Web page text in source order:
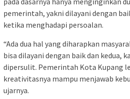
pemerintah, yakni dilayani dengan
ketika menghadapi persoalan.
“Ada dua hal yang diharapkan
bisa dilayani dengan baik dan kedua,
dipersulit. Pemerintah Kota Kupang
kreativitasnya mampu menjawab
ujarnya.